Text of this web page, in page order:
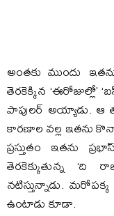
అంతకు ముందు
తెరకెక్కిన ‘ఈరోజుల్లో’
పాపులర్ అయ్యాడు. ఆ
కారణాల వల్ల ఇతను
ప్రస్తుతం ఇతను
తెరకెక్కుతున్న ‘ది
నటిస్తున్నాడు.
ఉంటాడు కూడా.